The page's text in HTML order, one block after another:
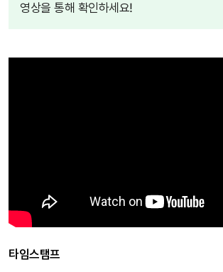
영상을 통해 확인하세요!
타임스탬프